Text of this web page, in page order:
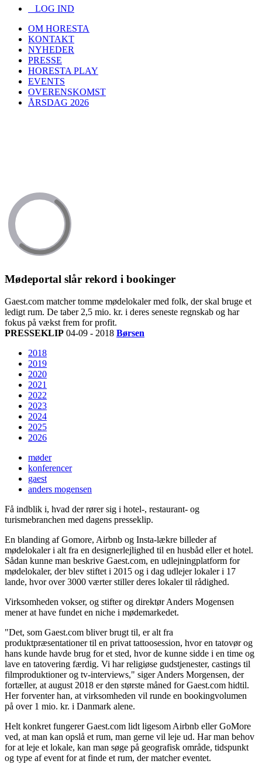
LOG IND
OM HORESTA
KONTAKT
NYHEDER
PRESSE
HORESTA PLAY
EVENTS
OVERENSKOMST
ÅRSDAG 2026
Mødeportal slår rekord i bookinger
Gaest.com matcher tomme mødelokaler med folk, der skal bruge et
ledigt rum. De taber 2,5 mio. kr. i deres seneste regnskab og har
fokus på vækst frem for profit.
PRESSEKLIP 04-09 - 2018 Børsen
2018
2019
2020
2021
2022
2023
2024
2025
2026
møder
konferencer
gaest
anders mogensen
Få indblik i, hvad der rører sig i hotel-, restaurant- og
turismebranchen med dagens presseklip.
En blanding af Gomore, Airbnb og Insta-lækre billeder af
mødelokaler i alt fra en designerlejlighed til en husbåd eller et hotel.
Sådan kunne man beskrive Gaest.com, en udlejningplatform for
mødelokaler, der blev stiftet i 2015 og i dag udlejer lokaler i 17
lande, hvor over 3000 værter stiller deres lokaler til rådighed.
Virksomheden vokser, og stifter og direktør Anders Mogensen
mener at have fundet en niche i mødemarkedet.
"Det, som Gaest.com bliver brugt til, er alt fra
produktpræsentationer til en privat tattoosession, hvor en tatovør og
hans kunde havde brug for et sted, hvor de kunne sidde i en time og
lave en tatovering færdig. Vi har religiøse gudstjenester, castings til
filmproduktioner og tv-interviews," siger Anders Morgensen, der
fortæller, at august 2018 er den største måned for Gaest.com hidtil.
Her forventer han, at virksomheden vil runde en bookingvolumen
på over 1 mio. kr. i Danmark alene.
Helt konkret fungerer Gaest.com lidt ligesom Airbnb eller GoMore
ved, at man kan opslå et rum, man gerne vil leje ud. Har man behov
for at leje et lokale, kan man søge på geografisk område, tidspunkt
og type af event for at finde et rum, der matcher eventet.